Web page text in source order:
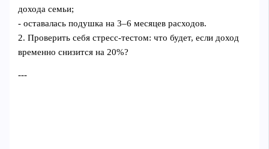
дохода семьи;
- оставалась подушка на 3–6 месяцев расходов.
2. Проверить себя стресс‑тестом: что будет, если доход
временно снизится на 20%?
---